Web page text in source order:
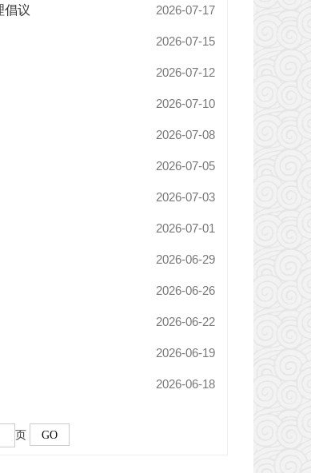
2026-07-17
倡议
2026-07-15
2026-07-12
2026-07-10
2026-07-08
2026-07-05
2026-07-03
2026-07-01
2026-06-29
2026-06-26
2026-06-22
2026-06-19
2026-06-18
页